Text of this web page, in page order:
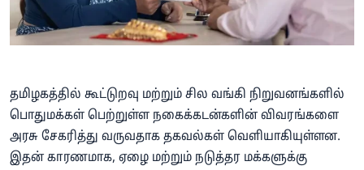
தமிழகத்தில் கூட்டுறவு மற்றும் சில வங்கி நிறுவனங்களில்
பொதுமக்கள் பெற்றுள்ள நகைக்கடன்களின் விவரங்களை
அரசு சேகரித்து வருவதாக தகவல்கள் வெளியாகியுள்ளன.
இதன் காரணமாக, ஏழை மற்றும் நடுத்தர மக்களுக்கு